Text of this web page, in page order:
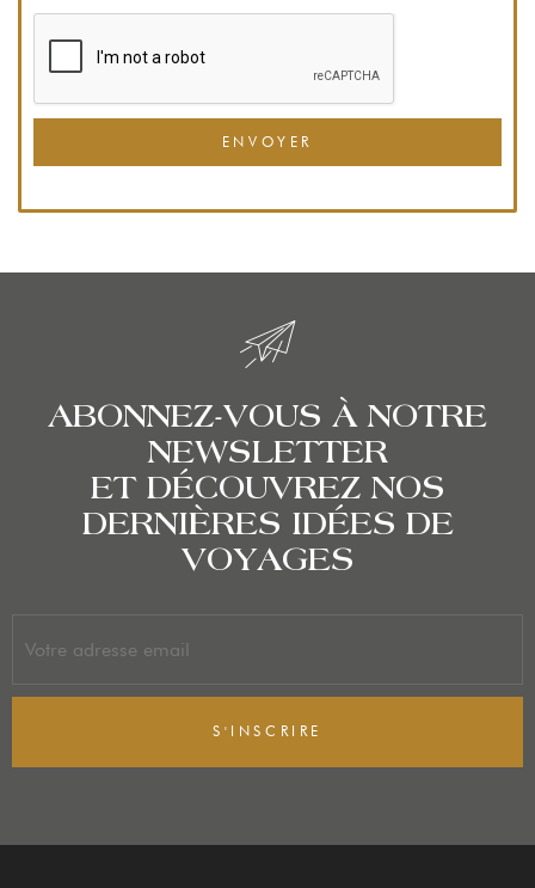
ENVOYER
ABONNEZ-VOUS À NOTRE
NEWSLETTER
ET DÉCOUVREZ NOS
DERNIÈRES IDÉES DE
VOYAGES
S'INSCRIRE